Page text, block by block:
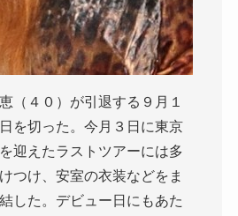
（４０）が引退する９月１
を切った。今月３日に東京
迎えたラストツアーには多
つけ、安室の衣装などをま
した。デビュー日にもあた